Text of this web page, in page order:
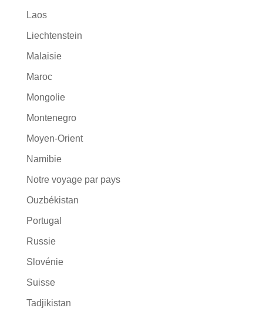
Laos
Liechtenstein
Malaisie
Maroc
Mongolie
Montenegro
Moyen-Orient
Namibie
Notre voyage par pays
Ouzbékistan
Portugal
Russie
Slovénie
Suisse
Tadjikistan